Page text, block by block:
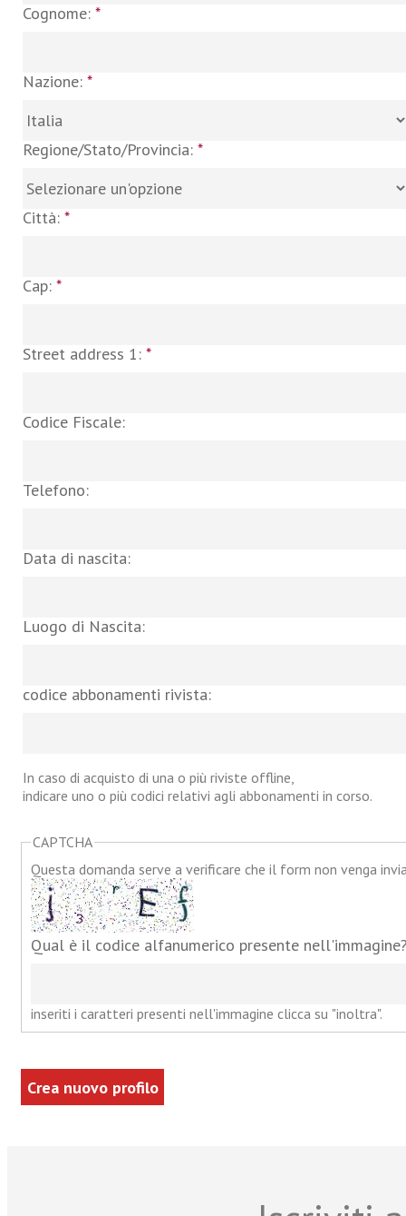
Cognome: *
Nazione: *
Regione/Stato/Provincia: *
Città: *
Cap: *
Street address 1: *
Codice Fiscale:
Telefono:
Data di nascita:
Luogo di Nascita:
codice abbonamenti rivista:
In caso di acquisto di una o più riviste offline,
indicare uno o più codici relativi agli abbonamenti in corso.
CAPTCHA
Questa domanda serve a verificare che il form non venga
Qual è il codice alfanumerico presente
inseriti i caratteri presenti nell'immagine clicca su "inoltra".